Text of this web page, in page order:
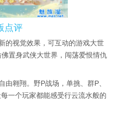
点评
的视觉效果，可互动的游戏大世
置身武侠大世界，闯荡爱恨情仇
翱翔。野P战场，单挑、群P、
一个玩家都能感受行云流水般的